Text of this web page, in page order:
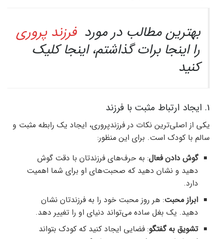
بهترین مطالب در موردفرزند پروری
را اینجا برات گذاشتم، اینجا کلیک
کنید
1. ایجاد ارتباط مثبت با فرزند
یکی از اصلی‌ترین نکات در فرزندپروری، ایجاد یک رابطه مثبت و
سالم با کودک است. برای این منظور:
گوش دادن فعال: به حرف‌های فرزندتان با دقت گوش
دهید و نشان دهید که صحبت‌های او برای شما اهمیت
دارد.
ابراز محبت: هر روز محبت خود را به فرزندتان نشان
دهید. یک بغل ساده می‌تواند دنیای او را تغییر دهد.
تشویق به گفتگو: فضایی ایجاد کنید که کودک بتواند